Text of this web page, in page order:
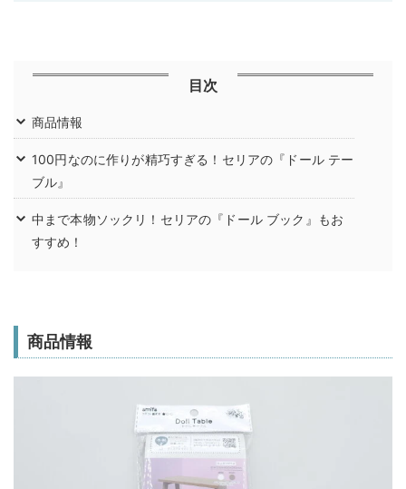
目次
商品情報
100円なのに作りが精巧すぎる！セリアの『ドール テー
ブル』
中まで本物ソックリ！セリアの『ドール ブック』もお
すすめ！
商品情報